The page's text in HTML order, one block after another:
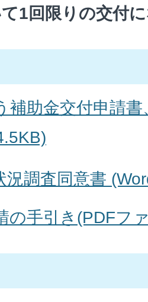
1回限りの交付
補助金交付申請
況調査同意書
の手引き(PDFフ